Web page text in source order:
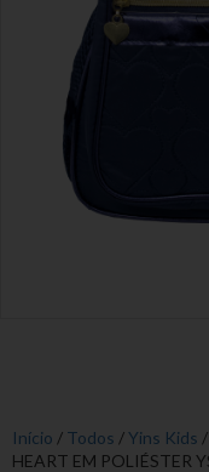
Início / Todos /Yins Kids /
HEART EM POLIÉSTER